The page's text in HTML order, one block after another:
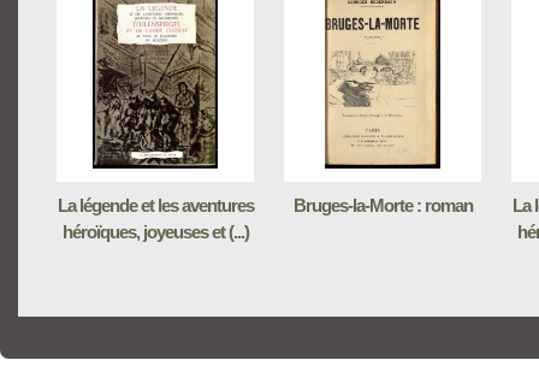
La légende et les aventures
héroïques, joyeuses et (...)
Bruges-la-Morte : roman
La